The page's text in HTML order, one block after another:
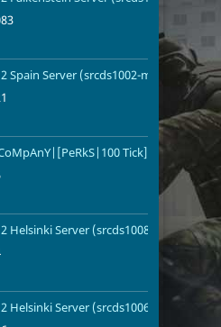
Spain Server (srcds1002-mad1.195.207)
c9m1_alleys
Tick]
0/12
c9m1_alleys
Helsinki Server (srcds1008-hel-c9m1_alleys
Helsinki Server (srcds1006-hel-